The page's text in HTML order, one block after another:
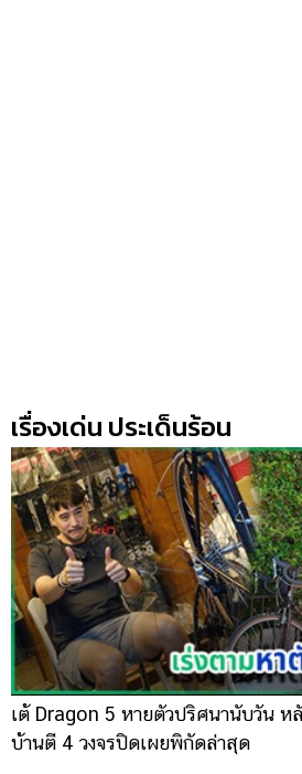
เรื่องเด่น ประเด็นร้อน
เต้ Dragon 5 หายตัวปริศนานับวัน ห
บ้านตี 4 วงจรปิดเผยพิกัดล่าสุด